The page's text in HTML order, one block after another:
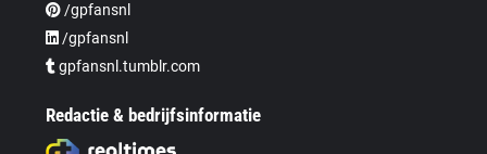
/gpfansnl
/gpfansnl
gpfansnl.tumblr.com
Redactie & bedrijfsinformatie